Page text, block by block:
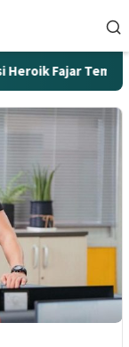
Fajar Temukan